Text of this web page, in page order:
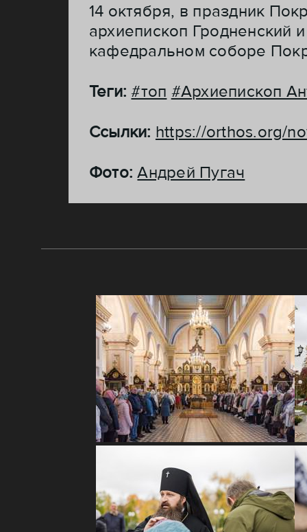
14 октября, в праздник
архиепископ Гродненский
кафедральном соборе
Теги:#топ #Архиепископ
Ссылки: https://orthos.org/
Фото:Андрей Пугач